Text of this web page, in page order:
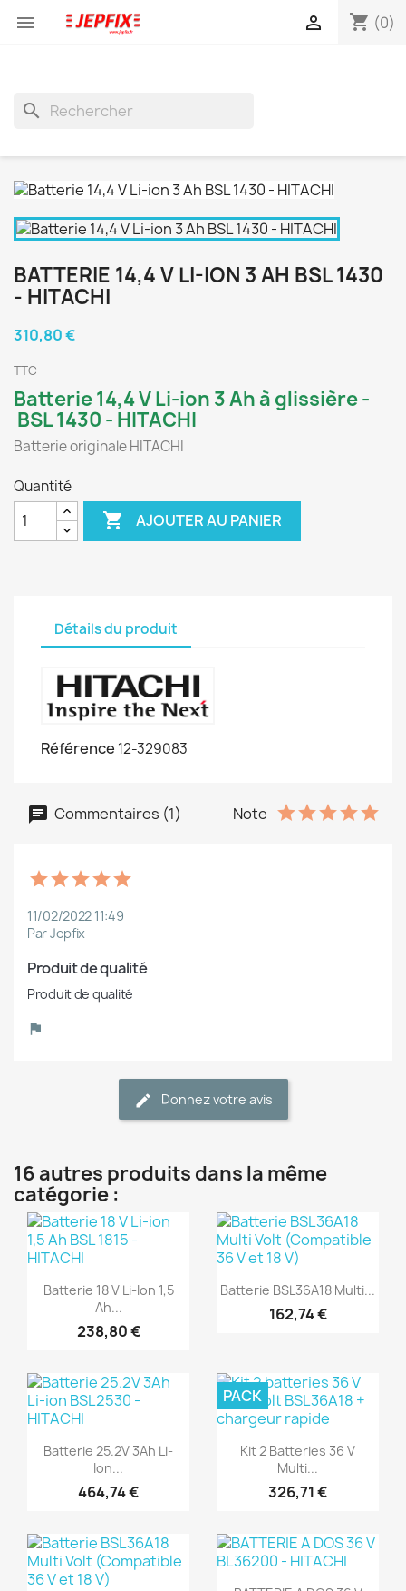
 shopping_cart (0)

search
BATTERIE 14,4 V LI-ION 3 AH BSL 1430
- HITACHI
310,80 €
TTC
Batterie 14,4 V Li-ion 3 Ah à glissière -
BSL 1430 - HITACHI
Batterie originale HITACHI
Quantité
 AJOUTER AU PANIER
Détails du produit
Référence 12-329083
Commentaires (1) Note
11/02/2022 11:49
Par Jepfix
Produit de qualité
Produit de qualité
Donnez votre avis
16 autres produits dans la même
catégorie :
Aperçu rapide
Batterie 18 V Li-Ion 1,5
Ah...
238,80 €
Aperçu rapide
Batterie BSL36A18 Multi...
162,74 €
Aperçu rapide
Batterie 25.2V 3Ah Li-
Ion...
464,74 €
Aperçu rapide
Kit 2 Batteries 36 V
Multi...
326,71 €
PACK
(1)